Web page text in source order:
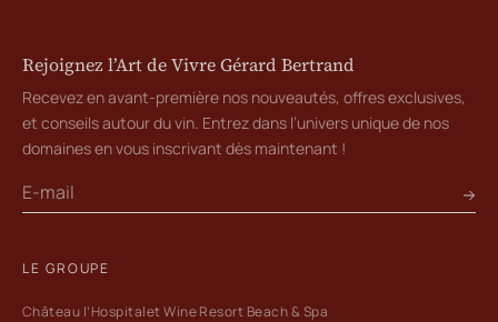
Rejoignez l’Art de Vivre Gérard Bertrand
Recevez en avant-première nos nouveautés, offres exclusives,
et conseils autour du vin. Entrez dans l’univers unique de nos
domaines en vous inscrivant dès maintenant !
LE GROUPE
Château l’Hospitalet Wine Resort Beach & Spa